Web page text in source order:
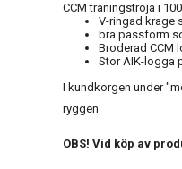
CCM träningströja i
V-ringad krage
bra passform
Broderad CCM
Stor AIK-logga
I kundkorgen under
ryggen
OBS! Vid köp av